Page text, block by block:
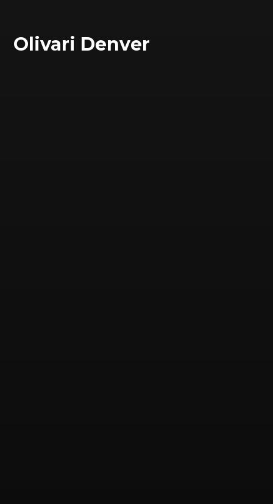
Olivari Denver